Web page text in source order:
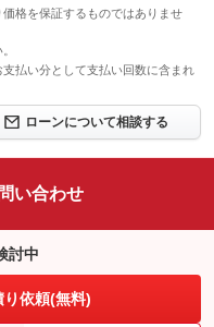
格を保証するものではありませ
払い分として支払い回数に含まれ
ローンについて相談する
い合わせ
討中
依頼(無料)